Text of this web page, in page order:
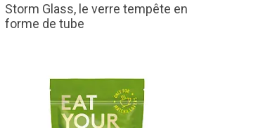
Storm Glass, le verre tempête en
forme de tube